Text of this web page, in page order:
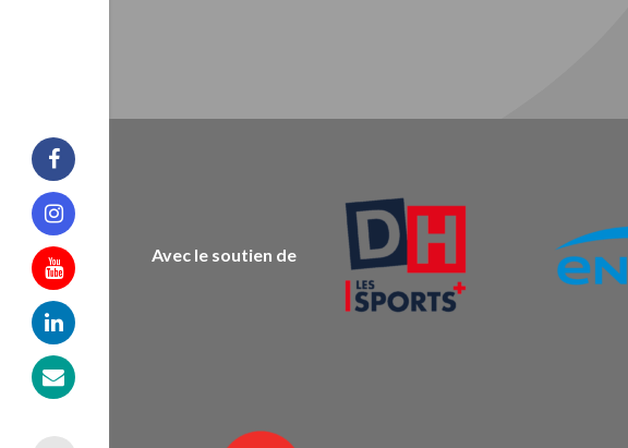
Facebook
Instagram
Youtube
Linkedin
Avec le soutien de